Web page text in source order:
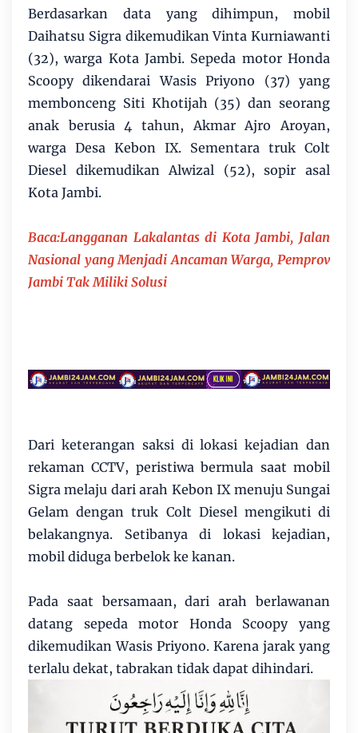
Berdasarkan data yang dihimpun, mobil
Daihatsu Sigra dikemudikan Vinta Kurniawanti
(32), warga Kota Jambi. Sepeda motor Honda
Scoopy dikendarai Wasis Priyono (37) yang
membonceng Siti Khotijah (35) dan seorang
anak berusia 4 tahun, Akmar Ajro Aroyan,
warga Desa Kebon IX. Sementara truk Colt
Diesel dikemudikan Alwizal (52), sopir asal
Kota Jambi.
Baca:Langganan Lakalantas di Kota Jambi, Jalan
Nasional yang Menjadi Ancaman Warga, Pemprov
Jambi Tak Miliki Solusi
Dari keterangan saksi di lokasi kejadian dan
rekaman CCTV, peristiwa bermula saat mobil
Sigra melaju dari arah Kebon IX menuju Sungai
Gelam dengan truk Colt Diesel mengikuti di
belakangnya. Setibanya di lokasi kejadian,
mobil diduga berbelok ke kanan.
Pada saat bersamaan, dari arah berlawanan
datang sepeda motor Honda Scoopy yang
dikemudikan Wasis Priyono. Karena jarak yang
terlalu dekat, tabrakan tidak dapat dihindari.